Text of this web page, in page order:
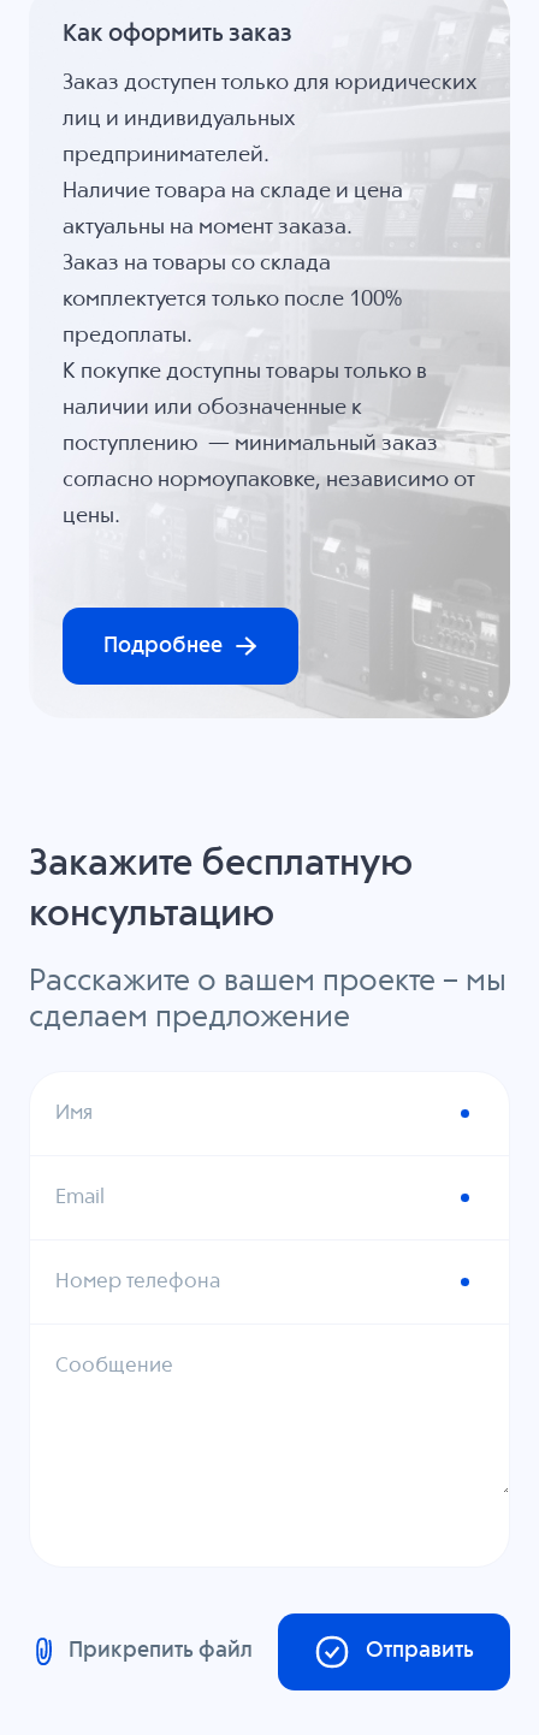
Как оформить заказ
Заказ доступен только для юридических
лиц и индивидуальных
предпринимателей.
Наличие товара на складе и цена
актуальны на момент заказа.
Заказ на товары со склада
комплектуется только после 100%
предоплаты.
К покупке доступны товары только в
наличии или обозначенные к
поступлению — минимальный заказ
согласно нормоупаковке, независимо от
цены.
Подробнее
Закажите бесплатную
консультацию
Расскажите о вашем проекте – мы
сделаем предложение
Имя
Email
Номер телефона
Сообщение
Прикрепить файл Отправить